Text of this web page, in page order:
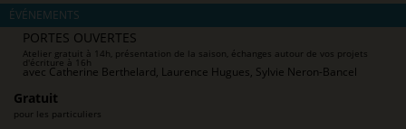
ÉVÉNEMENTS
PORTES OUVERTES
Atelier gratuit à 14h, présentation de la saison, échanges autour de vos projets
d'écriture à 16h
avec Catherine Berthelard, Laurence Hugues, Sylvie Neron-Bancel
Gratuit
pour les particuliers